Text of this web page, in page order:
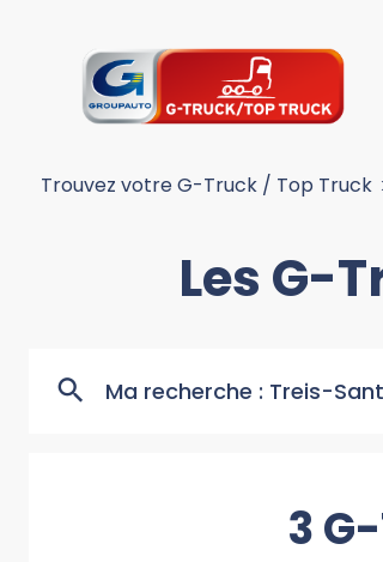
Trouvez votre G-Truck / Top Truck
Les G-
Ma recherche : Treis-
3